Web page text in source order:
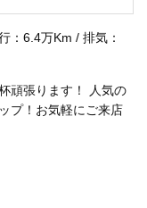
：6.4万Km / 排気：
頑張ります！ 人気の
プ！お気軽にご来店